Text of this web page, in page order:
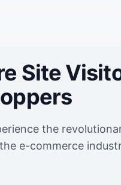
Site
the
e-commerce